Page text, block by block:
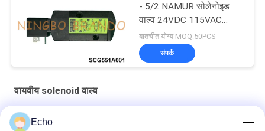
- 5/2 NAMUR सोलेनोइड
वाल्व 24VDC 115VAC
230VAC
बातचीत योग्य MOQ:50PCS
संपर्क
वायवीय solenoid वाल्व
2V025-06 2V025-08 एयरटैक टाइप 2 वे सोलेनॉइड एयर वाल्व 12VDC
24VDCEcho